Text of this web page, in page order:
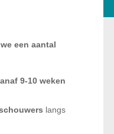
een aantal
9-10 weken
langs